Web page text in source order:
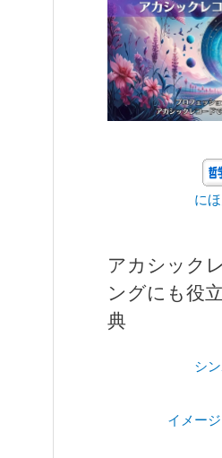
に
アカシック
ングにも役
典
シ
イメー